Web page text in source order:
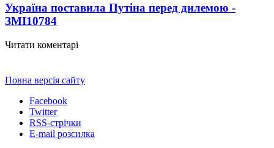
Україна поставила Путіна перед дилемою -
ЗМІ10784
Читати коментарі
Повна версія сайту
Facebook
Twitter
RSS-стрічки
E-mail розсилка